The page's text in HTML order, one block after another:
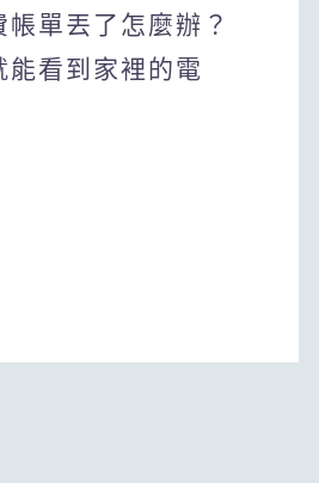
單丟了怎麼辦？
看到家裡的電